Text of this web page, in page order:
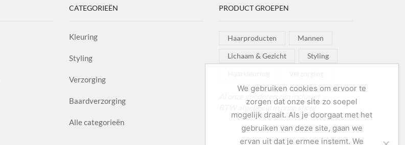
CATEGORIEËN
Kleuring
Styling
Verzorging
Baardverzorging
Alle categorieën
PRODUCT GROEPEN
Haarproducten Mannen
Lichaam & Gezicht Styling
Al onze goederen zijn inclusief
BTW afgebeeld in onze shop!
We gebruiken cookies om ervoor te
zorgen dat onze site zo soepel
mogelijk draait. Als je doorgaat met het
gebruiken van deze site, gaan we
ervan uit dat je ermee instemt. We